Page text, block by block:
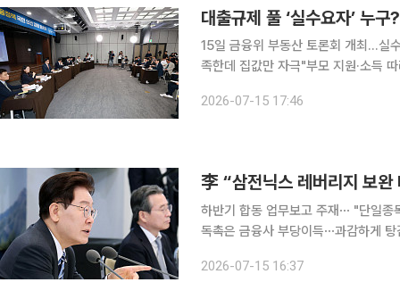
대출규제 풀 ‘실수요자’ 누
15일 금융위 부동산 토론회 개최…실
족한데 집값만 자극"부모 지원·소득 따라
2026-07-15 17:46
하반기 합동 업무보고 주재⋯ "단일종
독촉은 금융사 부당이득⋯과감하게
SK하이닉스 단일종목 레버리지 상장
2026-07-15 16:37